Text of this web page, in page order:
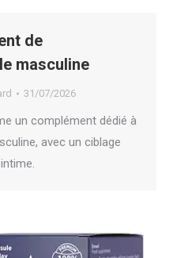
de
masculine
31/07/2026
un complément dédié à
avec un ciblage